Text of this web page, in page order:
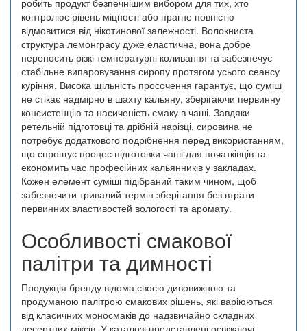
робить продукт безпечнішим вибором для тих, хто
контролює рівень міцності або прагне повністю
відмовитися від нікотинової залежності. Волокниста
структура лемонграсу дуже еластична, вона добре
переносить різкі температурні коливання та забезпечує
стабільне випаровування сиропу протягом усього сеансу
куріння. Висока щільність просочення гарантує, що суміш
не стікає надмірно в шахту кальяну, зберігаючи первинну
консистенцію та насиченість смаку в чаші. Завдяки
ретельній підготовці та дрібній нарізці, сировина не
потребує додаткового подрібнення перед використанням,
що спрощує процес підготовки чаші для початківців та
економить час професійних кальянників у закладах.
Кожен елемент суміші підібраний таким чином, щоб
забезпечити тривалий термін зберігання без втрати
первинних властивостей вологості та аромату.
Особливості смакової
палітри та димності
Продукція бренду відома своєю дивовижною та
продуманою палітрою смакових рішень, які варіюються
від класичних моносмаків до надзвичайно складних